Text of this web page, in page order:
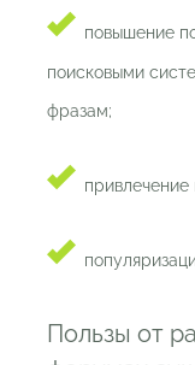
повышение
поисковыми
фразам;
привлечение
Пользы от